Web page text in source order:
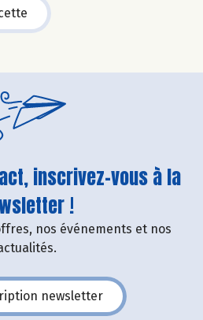
inscrivez-vous à la
!
nos événements et nos
newsletter